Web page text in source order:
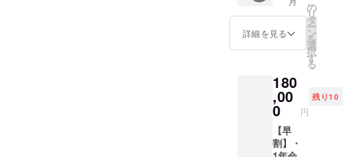
す。
通常価
格はコ
ワーキ
¥20,000
、
「HAYA
スタン
ダード
結構で
す。 ※
表記す
の決済
ページ
の「備
考欄」
に記載
してく
届けい
たしま
す。 ※
コワー
のロゴ
ペイン
ト代を
支援す
る代わ
りに、
詳細を見る
の
リ
タ
ー
ン
を
選
択
す
る
180
,00
0 円
残り10
【早
割】・